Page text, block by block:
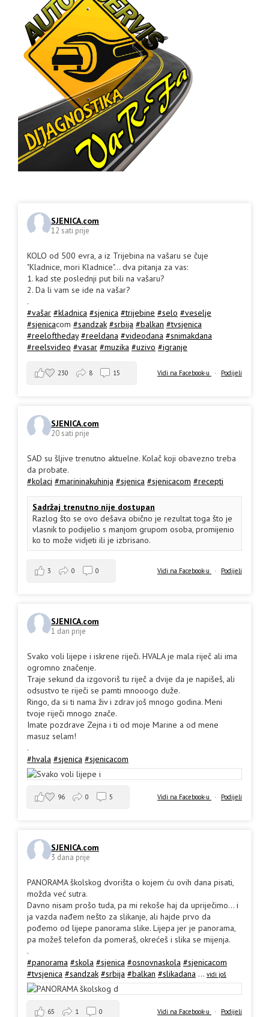
SJENICA.com
12 sati prije
KOLO od 500 evra, a iz Trijebina na vašaru se čuje
"Kladnice, mori Kladnice"... dva pitanja za vas:
1. kad ste poslednji put bili na vašaru?
2. Da li vam se ide na vašar?
.
#vašar #kladnica #sjenica #trijebine #selo #veselje
#sjenicacom #sandzak #srbija #balkan #tvsjenica
#reeloftheday #reeldana #videodana #snimakdana
#reelsvideo #vasar #muzika #uzivo #igranje
Vidi na Facebook-u · Podijeli
230 8 15
SJENICA.com
20 sati prije
SAD su šljive trenutno aktuelne. Kolač koji obavezno treba
da probate.
#kolaci #marininakuhinja #sjenica #sjenicacom #recepti
Sadržaj trenutno nije dostupan
Razlog što se ovo dešava obično je rezultat toga što je
vlasnik to podijelio s manjom grupom osoba, promijenio
ko to može vidjeti ili je izbrisano.
Vidi na Facebook-u · Podijeli
3 0 0
SJENICA.com
1 dan prije
Svako voli lijepe i iskrene riječi. HVALA je mala riječ ali ima
ogromno značenje.
Traje sekund da izgovoriš tu riječ a dvije da je napišeš, ali
odsustvo te riječi se pamti mnooogo duže.
Ringo, da si ti nama živ i zdrav još mnogo godina. Meni
tvoje riječi mnogo znače.
Imate pozdrave Zejna i ti od moje Marine a od mene
masuz selam!
.
#hvala #sjenica #sjenicacom
Vidi na Facebook-u · Podijeli
96 0 5
SJENICA.com
3 dana prije
PANORAMA školskog dvorišta o kojem ću ovih dana pisati,
možda već sutra.
Davno nisam prošo tuda, pa mi rekoše haj da upriječimo... i
ja vazda nađem nešto za slikanje, ali hajde prvo da
pođemo od lijepe panorama slike. Lijepa jer je panorama,
pa možeš telefon da pomeraš, okrećeš i slika se mijenja.
.
#panorama #skola #sjenica #osnovnaskola #sjenicacom
#tvsjenica #sandzak #srbija #balkan #slikadana ... vidi još
Vidi na Facebook-u · Podijeli
65 1 0